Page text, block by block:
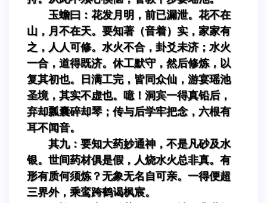
玉蟾曰：花发月明，前已漏泄。花不在
山，月不在天。要知著（音着）实，家家有
之，人人可修。水火不合，卦爻未济；水火
一合，道得既济。休工默守，然后修炼，以
复其初也。日满工完，皆同众仙，游宴瑶池
圣境，其实不虚也。噫！洞宾一得真铅后，
弃却瓢囊碎却琴；传与后学牢把念，六根有
耳不闻音。
其九：要知大药妙通神，不是凡砂及水
银。世间药材俱是假，人烧水火总非真。有
形有质何须炼？无象无名自可亲。一得便超
三界外，乘鸾跨鹤谒枫宸。